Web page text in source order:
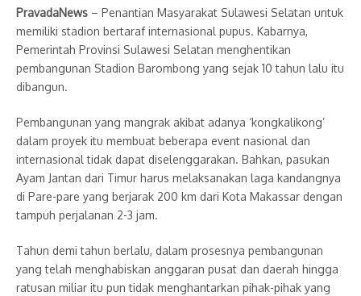
PravadaNews – Penantian Masyarakat Sulawesi Selatan untuk
memiliki stadion bertaraf internasional pupus. Kabarnya,
Pemerintah Provinsi Sulawesi Selatan menghentikan
pembangunan Stadion Barombong yang sejak 10 tahun lalu itu
dibangun.
Pembangunan yang mangrak akibat adanya ‘kongkalikong’
dalam proyek itu membuat beberapa event nasional dan
internasional tidak dapat diselenggarakan. Bahkan, pasukan
Ayam Jantan dari Timur harus melaksanakan laga kandangnya
di Pare-pare yang berjarak 200 km dari Kota Makassar dengan
tampuh perjalanan 2-3 jam.
Tahun demi tahun berlalu, dalam prosesnya pembangunan
yang telah menghabiskan anggaran pusat dan daerah hingga
ratusan miliar itu pun tidak menghantarkan pihak-pihak yang